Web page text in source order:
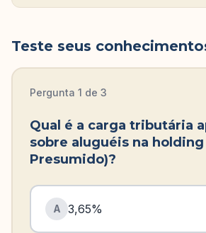
Teste seus
Pergunta 1 de 3
Qual é a carga tributária
sobre aluguéis na
Presumido)?
A 3,65%